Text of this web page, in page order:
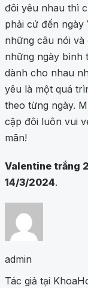
đôi yêu nhau thì
phải cứ đến ngày
những câu nói
những ngày bình
dành cho nhau
yêu là một quá
theo từng ngày.
cặp đôi luôn vui
mãn!
Valentine trắng
14/3/2024.
admin
Tác giả tại